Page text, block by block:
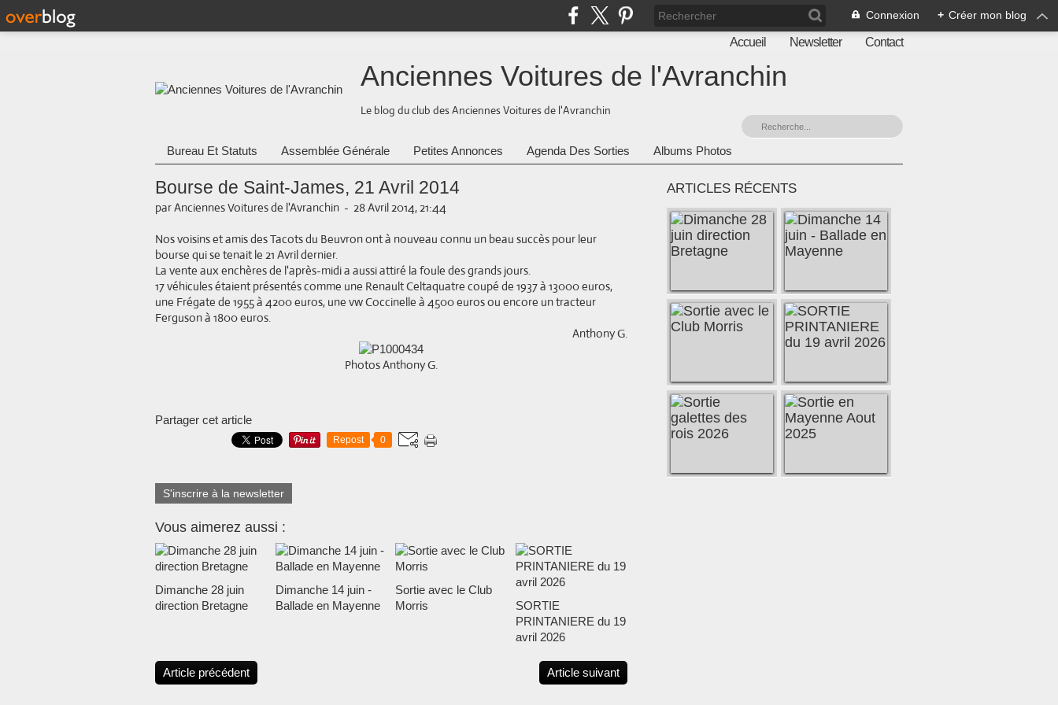
Connexion + Créer mon blog
Accueil Newsletter Contact
Anciennes Voitures de l'Avranchin
Le blog du club des Anciennes Voitures de l'Avranchin
Bureau Et Statuts Assemblée Générale Petites Annonces Agenda Des Sorties Albums Photos
Bourse de Saint-James, 21 Avril 2014
par Anciennes Voitures de l'Avranchin - 28 Avril 2014, 21:44
Nos voisins et amis des Tacots du Beuvron ont à nouveau connu un beau succès pour leur
bourse qui se tenait le 21 Avril dernier.
La vente aux enchères de l'après-midi a aussi attiré la foule des grands jours.
17 véhicules étaient présentés comme une Renault Celtaquatre coupé de 1937 à 13000 euros,
une Frégate de 1955 à 4200 euros, une vw Coccinelle à 4500 euros ou encore un tracteur
Ferguson à 1800 euros.
Anthony G.
Photos Anthony G.
Partager cet article
Repost 0
S'inscrire à la newsletter
Vous aimerez aussi :
Dimanche 28 juin
direction Bretagne
Dimanche 14 juin -
Ballade en Mayenne
Sortie avec le Club
Morris
SORTIE
PRINTANIERE du 19
avril 2026
Article précédent Article suivant
ARTICLES RÉCENTS